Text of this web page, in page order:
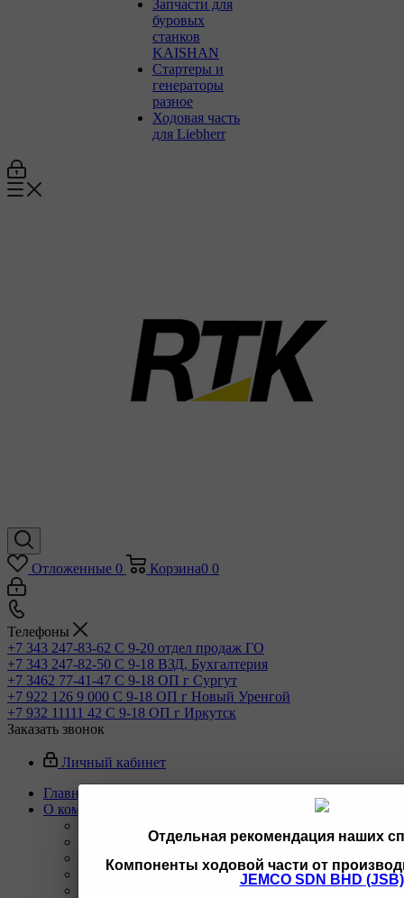
Отдельная рекомендация наших
Компоненты ходовой части от
JEMCO SDN BHD (JSB)
Запчасти для
буровых
станков
KAISHAN
Стартеры и
генераторы
разное
Ходовая часть
для Liebherr
Отложенные 0 Корзина0 0
Телефоны
+7 343 247-83-62 С 9-20 отдел продаж ГО
+7 343 247-82-50 С 9-18 ВЗД, Бухгалтерия
+7 3462 77-41-47 С 9-18 ОП г Сургут
+7 922 126 9 000 С 9-18 ОП г Новый Уренгой
+7 932 11111 42 С 9-18 ОП г Иркутск
Заказать звонок
Личный кабинет
Главная
О компании
О компании
Новости
Вакансии